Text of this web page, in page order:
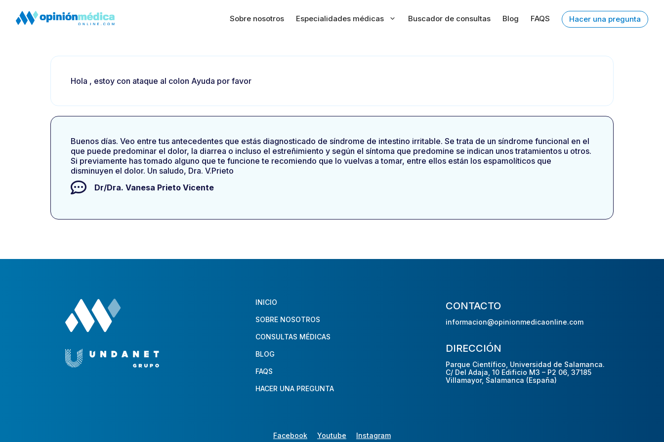
Sobre nosotros Especialidades médicas Buscador de consultas Blog FAQS Hacer una pregunta
Hola , estoy con ataque al colon Ayuda por favor
Buenos días. Veo entre tus antecedentes que estás diagnosticado de síndrome de intestino irritable. Se trata de un síndrome funcional en el
que puede predominar el dolor, la diarrea o incluso el estreñimiento y según el síntoma que predomine se indican unos tratamientos u otros.
Si previamente has tomado alguno que te funcione te recomiendo que lo vuelvas a tomar, entre ellos están los espamolíticos que
disminuyen el dolor. Un saludo, Dra. V.Prieto
Dr/Dra. Vanesa Prieto Vicente
INICIO
SOBRE NOSOTROS
CONSULTAS MÉDICAS
BLOG
FAQS
HACER UNA PREGUNTA
CONTACTO
informacion@opinionmedicaonline.com
DIRECCIÓN
Parque Científico, Universidad de Salamanca.
C/ Del Adaja, 10 Edificio M3 – P2 06, 37185
Villamayor, Salamanca (España)
Facebook Youtube Instagram